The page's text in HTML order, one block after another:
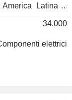
America Latina e
34.000
elettrici